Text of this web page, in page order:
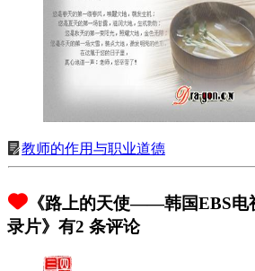
《路上的天使——韩国EBS电
录片》有2 条评论
教师的作用与职业道德